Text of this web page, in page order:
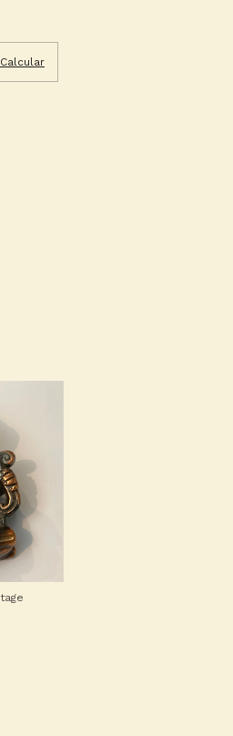
Calcular